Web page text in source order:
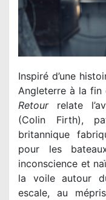
Inspiré d’une
Angleterre à la fin
Retourrelate
(Colin Firth),
britannique
pour les
inconscience et
la voile autour
escale, au